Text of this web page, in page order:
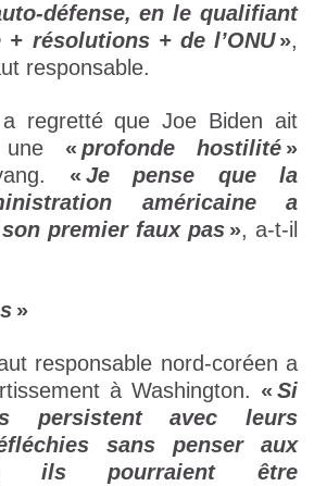
défense, en le qualifiant
résolutions + de l’ONU»,
responsable.
regretté que Joe Biden ait
une « profonde hostilité »
« Je pense que la
américaine a
premier faux pas », a-t-il
»
responsable nord-coréen a
à Washington. « Si
persistent avec leurs
sans penser aux
ils pourraient être